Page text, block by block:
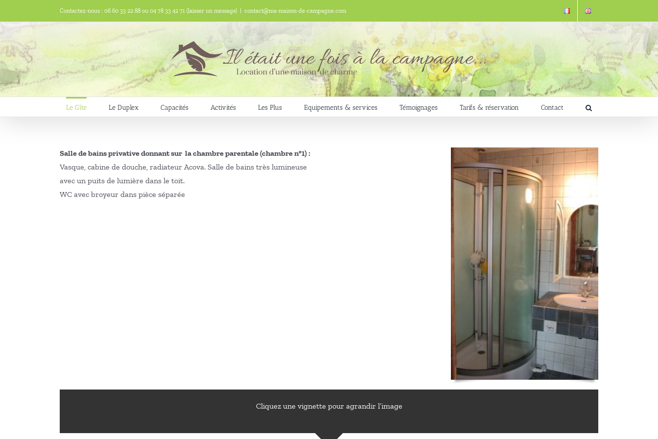
au
Contactez-nous : 06 60 33 22 88 ou 04 78 33 42 71 (laisser un message) contact@ma-maison-de-campagne.com
Le Gîte Le Duplex Capacités Activités Les Plus Equipements & services Témoignages Tarifs & réservation Contact
Salle de bains privative donnant sur la chambre parentale (chambre n°1) :
Vasque, cabine de douche, radiateur Acova. Salle de bains très lumineuse
avec un puits de lumière dans le toit.
WC avec broyeur dans pièce séparée
Cliquez une vignette pour agrandir l’image